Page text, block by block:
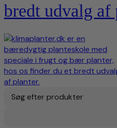
bredt udvalg af
Søg efter produkter